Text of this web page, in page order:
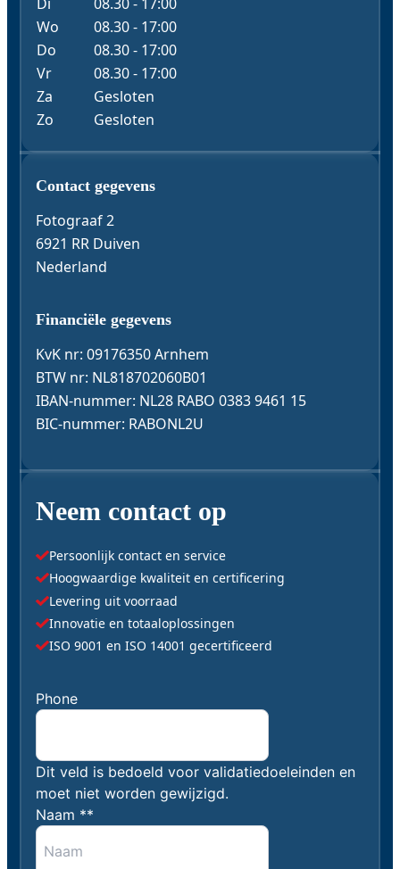
Wo
08.30 - 17:00
Do
08.30 - 17:00
Vr
08.30 - 17:00
Za
Gesloten
Zo
Gesloten
Contact & Gegevens
Contact gegevens
Fotograaf 2
6921 RR Duiven
Nederland
Financiële gegevens
KvK nr: 09176350 Arnhem
BTW nr: NL818702060B01
IBAN-nummer: NL28 RABO 0383 9461 15
BIC-nummer: RABONL2U
Neem contact op
Persoonlijk contact en service
Hoogwaardige kwaliteit en certificering
Levering uit voorraad
Innovatie en totaaloplossingen
ISO 9001 en ISO 14001 gecertificeerd
"*" geeft vereiste velden aan
Phone
Dit veld is bedoeld voor validatiedoeleinden en
moet niet worden gewijzigd.
Naam **